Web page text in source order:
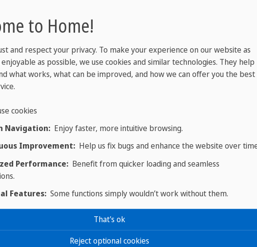
поїхати в поїздку для вивчення іспанської мови - Ви
to Home!
and respect your privacy. To make your experience on our website as
as possible, we use cookies and similar technologies. They help
what works, what can be improved, and how we can offer you the best
cookies
Navigation:Enjoy faster, more intuitive browsing.
Improvement:Help us fix bugs and enhance the website over
Performance:Benefit from quicker loading and seamless
Features:Some functions simply wouldn’t work without them.
Reject optional cookies
That's ok